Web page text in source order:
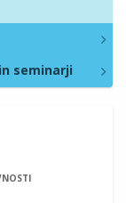
seminarji